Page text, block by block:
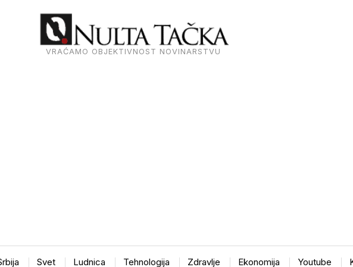
VRAĆAMO OBJEKTIVNOST NOVINARSTVU
Svet Ludnica Tehnologija Zdravlje Ekonomija Youtube